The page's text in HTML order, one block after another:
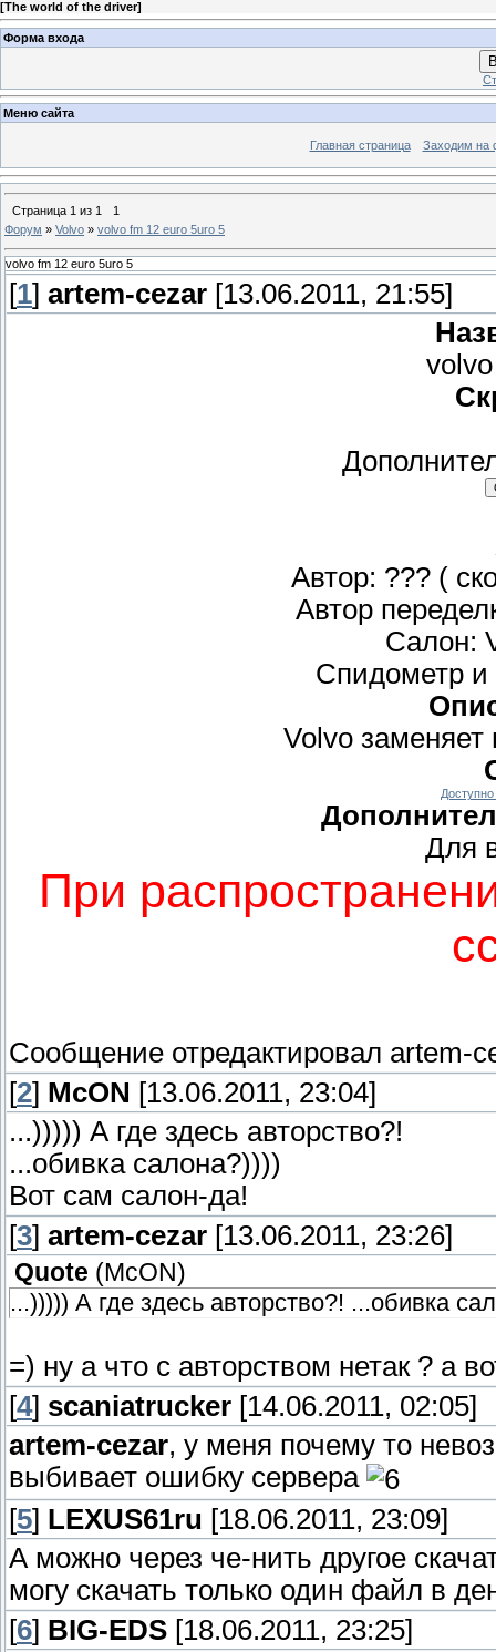
[The world of the driver]
Форма входа
Меню сайта
Главная страница Заходим на
Страница 1 из 1
1
Форум » Volvo » volvo fm 12 euro 5uro 5
volvo fm 12 euro 5uro 5
[1] artem-cezar [13.06.2011, 21:55]
Автор: ??? (
Автор
Салон:
Спидометр и
Volvo заменяет
Для
При
Сообщение отредактировал artem-
[2] McON [13.06.2011, 23:04]
...))))) А где здесь авторство?!
...обивка салона?))))
Вот сам салон-да!
[3] artem-cezar [13.06.2011, 23:26]
Quote (McON )
...))))) А где здесь авторство?! ...обивка
=) ну а что с авторством нетак ? а
[4] scaniatrucker [14.06.2011, 02:05]
artem-cezar, у меня почему то
выбивает ошибку сервера
[5] LEXUS61ru [18.06.2011, 23:09]
А можно через че-нить другое
могу скачать только один файл в
[6] BIG-EDS [18.06.2011, 23:25]